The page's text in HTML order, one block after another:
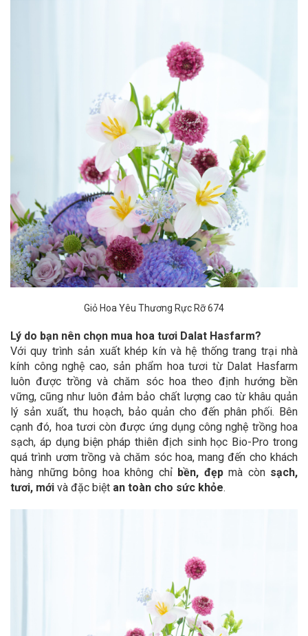
Giỏ Hoa Yêu Thương Rực Rỡ 674
Lý do bạn nên chọn mua hoa tươi Dalat Hasfarm?
Với quy trình sản xuất khép kín và hệ thống trang trại nhà
kính công nghệ cao, sản phẩm hoa tươi từ Dalat Hasfarm
luôn được trồng và chăm sóc hoa theo định hướng bền
vững, cũng như luôn đảm bảo chất lượng cao từ khâu quản
lý sản xuất, thu hoạch, bảo quản cho đến phân phối. Bên
cạnh đó, hoa tươi còn được ứng dụng công nghệ trồng hoa
sạch, áp dụng biện pháp thiên địch sinh học Bio-Pro trong
quá trình ươm trồng và chăm sóc hoa, mang đến cho khách
hàng những bông hoa không chỉ bền, đẹpmà còn sạch,
tươi, mới và đặc biệt an toàn cho sức khỏe.